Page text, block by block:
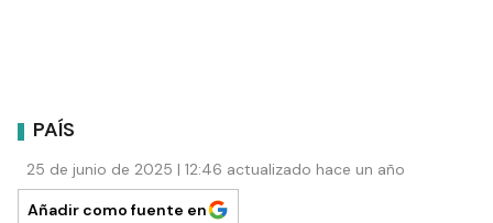
PAÍS
25 de junio de 2025 | 12:46 actualizado hace un año
Añadir como fuente en